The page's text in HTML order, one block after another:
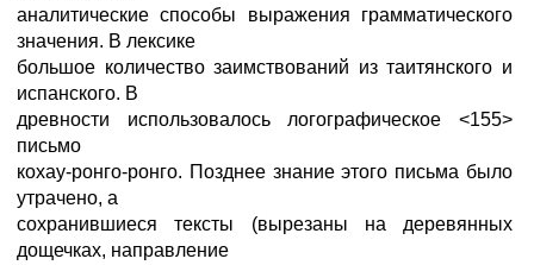
аналитические способы выражения грамматического
значения. В лексике
большое количество заимствований из таитянского и
испанского. В
древности использовалось логографическое <155>
письмо
кохау-ронго-ронго. Позднее знание этого письма было
утрачено, а
сохранившиеся тексты (вырезаны на деревянных
дощечках, направление